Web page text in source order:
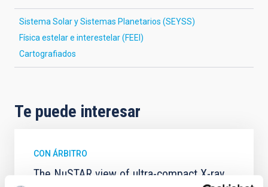
Sistema Solar y Sistemas Planetarios (SEYSS)
Física estelar e interestelar (FEEI)
Cartografiados
Te puede interesar
CON ÁRBITRO
The NuSTAR view of ultra-compact X-ray